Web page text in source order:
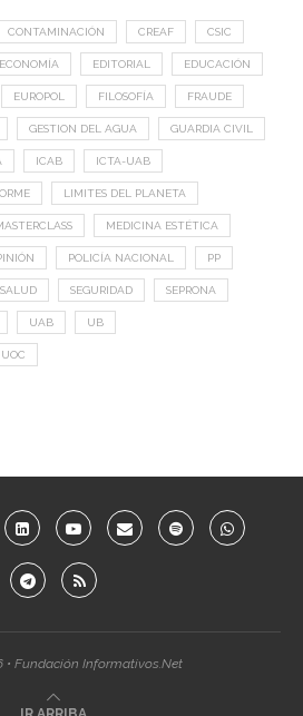
CONTAMINACIÓN CREAF CSIC
ECONOMÍA EDITORIAL EDUCACIÓN
EUROPOL FILOSOFÍA FRAUDE
GESTION DEL AGUA GUARDIA CIVIL
ICAB ICTA-UAB
LIMITES DEL PLANETA
MEDICINA ESTÉTICA
POLICÍA NACIONAL PP
SALUD SEGURIDAD SEPRONA
UAB UB
UOC
• Fundación Informativos.Net